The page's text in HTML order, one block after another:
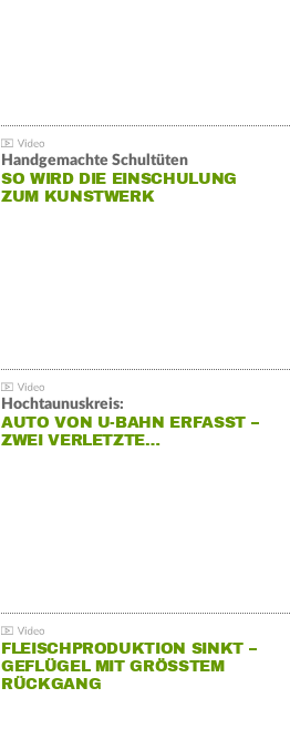
Handgemachte Schultüten
SO WIRD DIE EINSCHULUNG
ZUM KUNSTWERK
Hochtaunuskreis:
AUTO VON U-BAHN ERFASST –
ZWEI VERLETZTE…
FLEISCHPRODUKTION SINKT –
GEFLÜGEL MIT GRÖSSTEM R
ÜCKGANG